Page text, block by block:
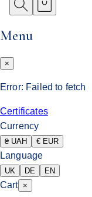
Menu
×
Error: Failed to fetch
Certificates
Currency
₴ UAH € EUR
Language
UK DE EN
Cart ×